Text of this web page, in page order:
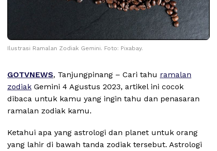
Ilustrasi Ramalan Zodiak Gemini. Foto: Pixabay.
GOTVNEWS, Tanjungpinang – Cari tahu ramalan
zodiak Gemini 4 Agustus 2023, artikel ini cocok
dibaca untuk kamu yang ingin tahu dan penasaran
ramalan zodiak kamu.
Ketahui apa yang astrologi dan planet untuk orang
yang lahir di bawah tanda zodiak tersebut. Astrologi